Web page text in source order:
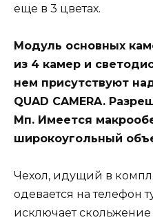
еще в 3 цветах.
Модуль основных
из 4 камер и
нем присутствуют
QUAD CAMERA.
Мп. Имеется
широкоугольный
Чехол, идущий в
одевается на телефон
исключает